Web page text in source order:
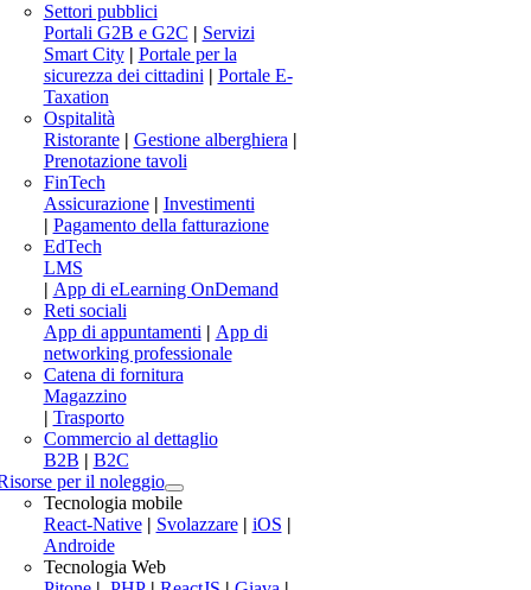
Settori pubblici
Portali G2B e G2C | Servizi
Smart City| Portale per la
sicurezza dei cittadini| Portale E-
Taxation
Ospitalità
Ristorante| Gestione alberghiera|
Prenotazione tavoli
FinTech
Assicurazione| Investimenti
| Pagamento della fatturazione
EdTech
LMS
| App di eLearning OnDemand
Reti sociali
App di appuntamenti| App di
networking professionale
Catena di fornitura
Magazzino
| Trasporto
Commercio al dettaglio
B2B | B2C
per il noleggio
Tecnologia mobile
React-Native| Svolazzare| iOS |
Androide
Tecnologia Web